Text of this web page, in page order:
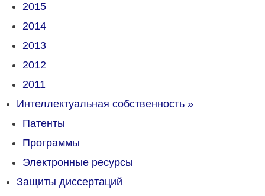
2015
2014
2013
2012
2011
Интеллектуальная собственность »
Патенты
Программы
Электронные ресурсы
Защиты диссертаций